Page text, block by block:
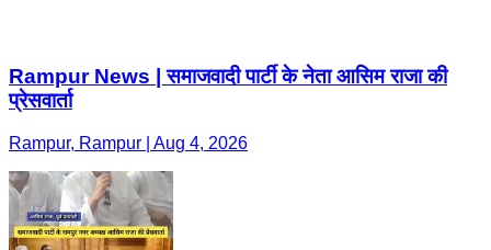
Rampur News | समाजवादी पार्टी के नेता आसिम राजा की
प्रेसवार्ता
Rampur, Rampur | Aug 4, 2026